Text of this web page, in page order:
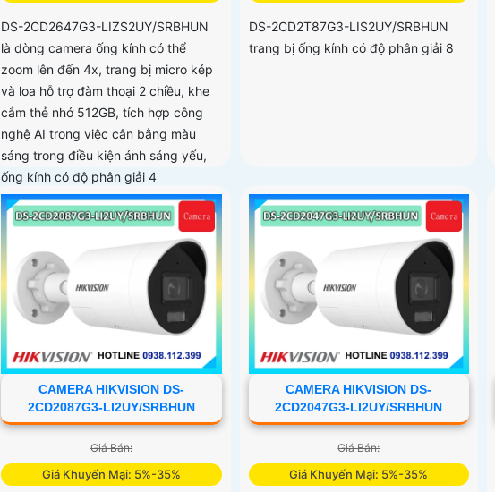
DS-2CD2647G3-LIZS2UY/SRBHUN
là dòng camera ống kính có thể
zoom lên đến 4x, trang bị micro kép
và loa hỗ trợ đàm thoại 2 chiều, khe
cắm thẻ nhớ 512GB, tích hợp công
nghệ AI trong việc cân bằng màu
sáng trong điều kiện ánh sáng yếu,
ống kính có độ phân giải 4
DS-2CD2T87G3-LIS2UY/SRBHUN
trang bị ống kính có độ phân giải 8
CAMERA HIKVISION DS-
2CD2087G3-LI2UY/SRBHUN
Giá Bán:
Giá Khuyến Mại: 5%-35%
CAMERA HIKVISION DS-
2CD2047G3-LI2UY/SRBHUN
Giá Bán:
Giá Khuyến Mại: 5%-35%